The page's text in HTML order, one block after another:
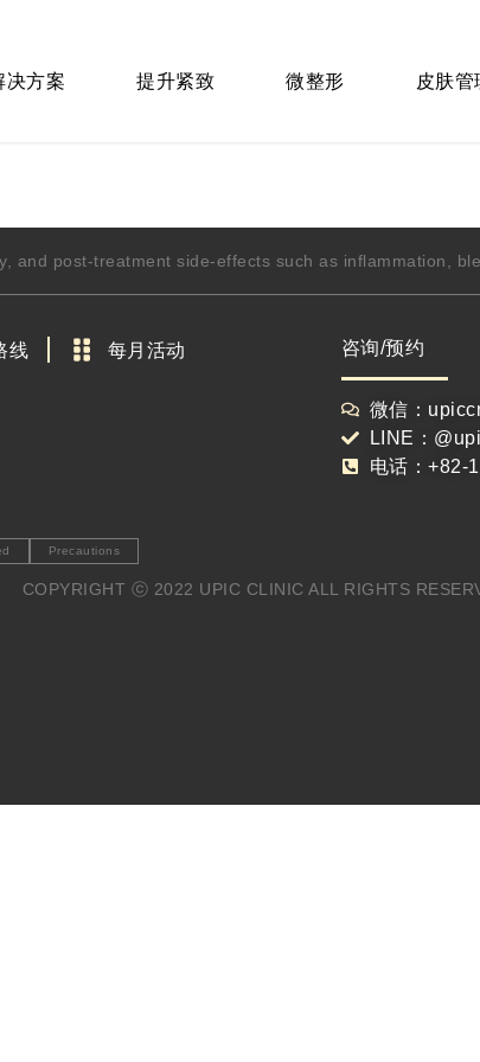
决方案 提升紧致 微整形 皮肤管
and post-treatment side-effects such as inflammation,
线 每月活动 咨询/预约
微信：
LINE：
电话：+82-
Precautions
COPYRIGHT ⓒ 2022 UPIC CLINIC ALL RIGHTS